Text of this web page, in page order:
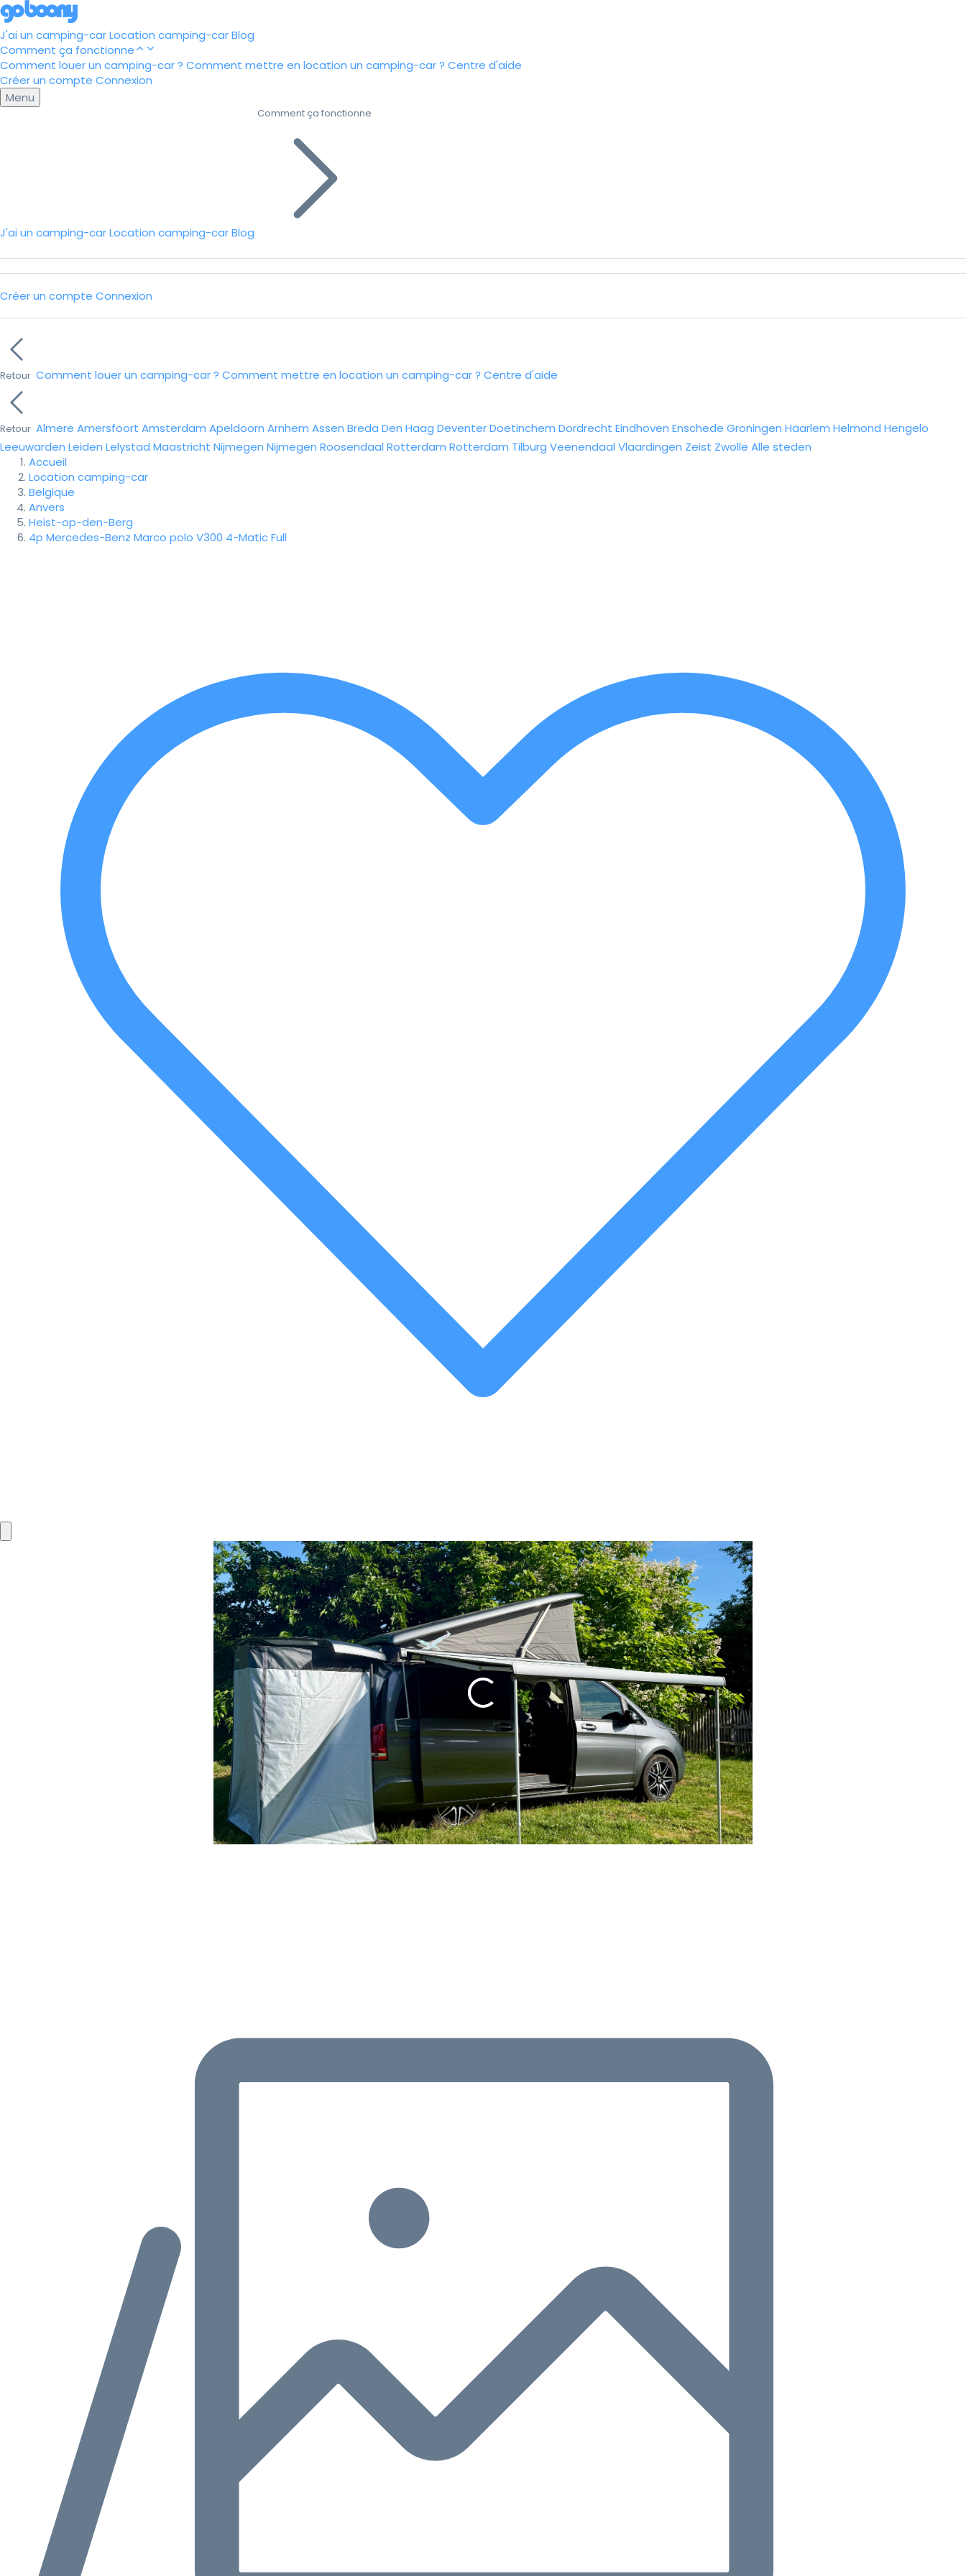
J'ai un camping-carLocation camping-carBlog
Comment ça fonctionne
Comment louer un camping-car ? Comment mettre en location un camping-car ? Centre d'aide
Créer un compte Connexion
Menu
J'ai un camping-carLocation camping-carBlog
Comment ça fonctionne
Créer un compte Connexion
Retour Comment louer un camping-car ? Comment mettre en location un camping-car ? Centre d'aide
Retour Almere Amersfoort Amsterdam Apeldoorn Arnhem Assen Breda Den Haag DeventerDoetinchem Dordrecht Eindhoven Enschede Groningen Haarlem Helmond Hengelo
Leeuwarden Leiden Lelystad Maastricht Nijmegen Nijmegen Roosendaal Rotterdam Rotterdam Tilburg Veenendaal Vlaardingen Zeist Zwolle Alle steden
Accueil
Location camping-car
Belgique
Anvers
Heist-op-den-Berg
4p Mercedes-Benz Marco polo V300 4-Matic Full